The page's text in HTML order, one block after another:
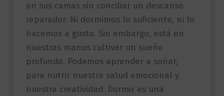
en sus camas sin conciliar un descanso
reparador. Ni dormimos lo suficiente, ni lo
hacemos a gusto. Sin embargo, está en
nuestras manos cultivar un sueño
profundo. Podemos aprender a soñar,
para nutrir nuestra salud emocional y
nuestra creatividad. Dormir es una